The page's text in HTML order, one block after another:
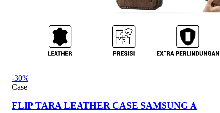
-30%
Case
FLIP TARA LEATHER CASE SAMSUNG A